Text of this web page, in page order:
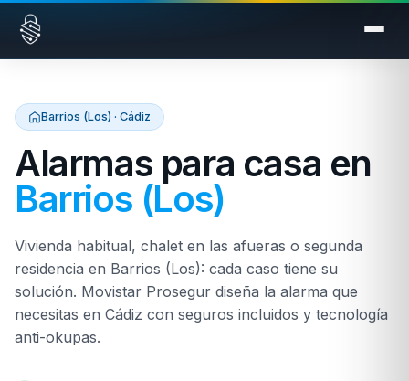
Saltar al contenido
Barrios (Los) · Cádiz
Alarmas para casa en
Barrios (Los)
Vivienda habitual, chalet en las afueras o segunda
residencia en Barrios (Los): cada caso tiene su
solución. Movistar Prosegur diseña la alarma que
necesitas en Cádiz con seguros incluidos y tecnología
anti-okupas.